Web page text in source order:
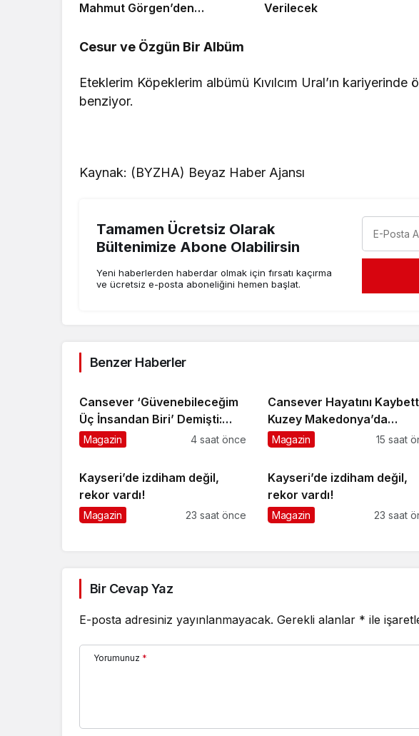
Mahmut Görgen’den
Verilecek
Cesur ve Özgün Bir Albüm
Eteklerim Köpeklerim albümü Kıvılcım Ural’ın
benziyor.
Kaynak: (BYZHA) Beyaz Haber Ajansı
Tamamen Ücretsiz Olarak
Bültenimize Abone Olabilirsin
Yeni haberlerden haberdar olmak için fırsatı kaçırma
ve ücretsiz e-posta aboneliğini hemen başlat.
Benzer Haberler
Cansever ‘Güvenebileceğim
Üç İnsandan Biri’ Demişti:
Mahmut Görgen’den
Magazin 4 saat önce
Cansever Hayatını
Kuzey Makedonya’da
Toprağa Verilecek
Magazin 15 saat
Kayseri’de izdiham değil,
rekor vardı!
Magazin 23 saat önce
Kayseri’de izdiham değil,
rekor vardı!
Magazin 23 saat
Bir Cevap Yaz
E-posta adresiniz yayınlanmayacak. Gerekli alanlar * ile
Yorumunuz *